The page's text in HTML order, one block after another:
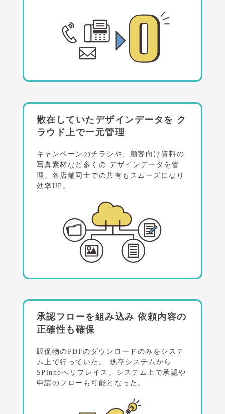
散在していたデザインデータを ク
ラウド上で一元管理
キャンペーンのチラシや、顧客向け資料の
写真素材など多くの デザインデータを管
理。各店舗同士での共有もスムーズになり
効率UP。
承認フローを組み込み 依頼内容の
正確性も確保
販促物のPDFのダウンロードのみをシステ
ム上で行っていた。
既存システムから
SPinnoへリプレイス。システム上で承認や
申請のフローも可能となった。